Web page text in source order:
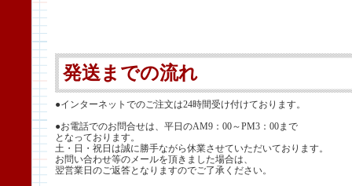
発送までの流れ
●インターネットでのご注文は24時間受け付けております。
●お電話でのお問合せは、平日のAM9：00～PM3：00まで
となっております。
土・日・祝日は誠に勝手ながら休業させていただいております。
お問い合わせ等のメールを頂きました場合は、
翌営業日のご返答となりますのでご了承ください。